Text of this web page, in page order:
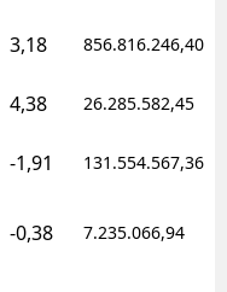
3,18 856.816.246,40
4,38 26.285.582,45
-1,91 131.554.567,36
-0,38 7.235.066,94